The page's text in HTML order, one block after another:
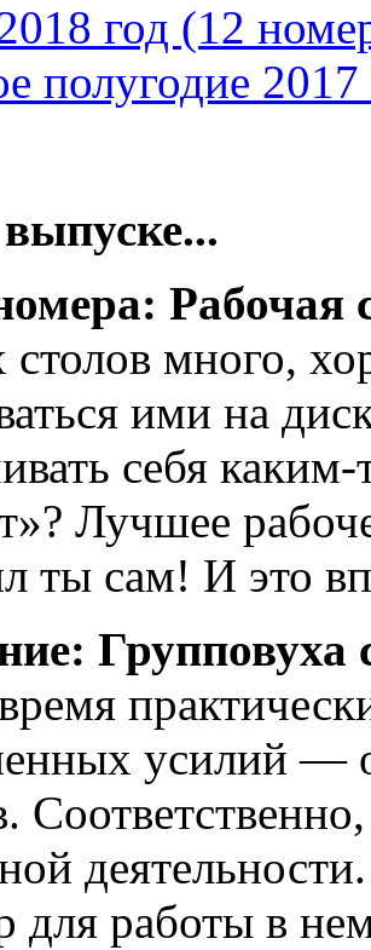
год (12
полугодие
Рабочая
столов много,
ими на
себя
Лучшее
ты сам! И это
Групповуха
усилий —
для работы в